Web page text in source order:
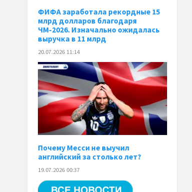
ФИФА заработала рекордные 15
млрд долларов благодаря
ЧМ-2026. Изначально ожидалась
выручка в 11 млрд
20.07.2026 11:14
Почему Месси не выучил
английский за столько лет?
19.07.2026 00:37